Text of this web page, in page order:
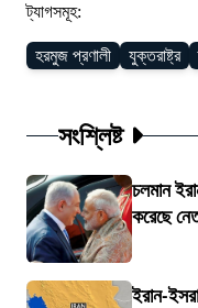
ট্যাগসমূহ:
হরমুজ প্রণালী যুক্তরাষ্ট্র
সংশ্লিষ্ট
চলমান
করেছে
ইরান-